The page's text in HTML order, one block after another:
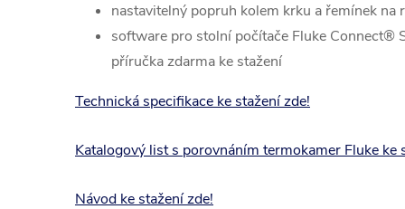
nastavitelný popruh kolem krku a řemínek na
software pro stolní počítače Fluke Connect®
příručka zdarma ke stažení
Technická specifikace ke stažení zde!
Katalogový list s porovnáním termokamer Fluke ke
Návod ke stažení zde!